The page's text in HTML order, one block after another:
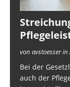
von avstoesser in
Bei der
auch der